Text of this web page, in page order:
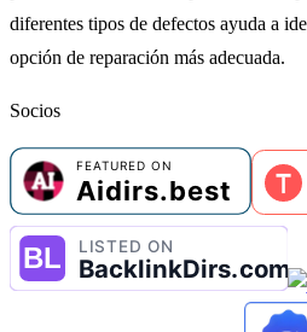
diferentes tipos de defectos ayuda a
opción de reparación más adecuada.
Socios